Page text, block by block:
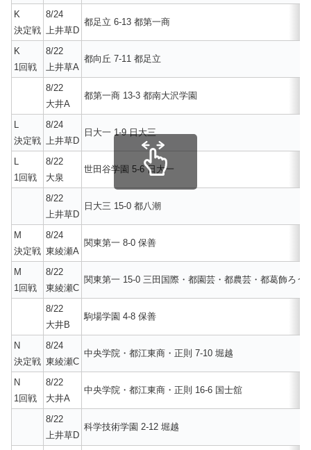
K
決定戦
8/24
上井草D
都足立 6-13 都第一商
K
1回戦
8/22
上井草A
都向丘 7-11 都足立
8/22
大井A
都第一商 13-3 都南大沢学園
L
決定戦
8/24
上井草D
日大一 1-9 日大三
L
1回戦
8/22
大泉
世田谷学園 5-6 日大一
8/22
上井草D
日大三 15-0 都八潮
M
決定戦
8/24
東綾瀬A
関東第一 8-0 保善
M
1回戦
8/22
東綾瀬C
関東第一 15-0 三田国際・都園芸・都農芸・都葛飾ろう
8/22
大井B
駒場学園 4-8 保善
N
決定戦
8/24
東綾瀬C
中央学院・都江東商・正則 7-10 堀越
N
1回戦
8/22
大井A
中央学院・都江東商・正則 16-6 国士舘
8/22
上井草D
科学技術学園 2-12 堀越